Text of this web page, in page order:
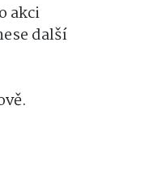
akci
další